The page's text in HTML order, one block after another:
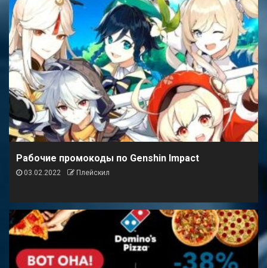
Рабочие промокоды по Genshin Impact
03.02.2022 Плейскил